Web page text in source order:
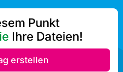
Punkt
Ihre Dateien!
erstellen